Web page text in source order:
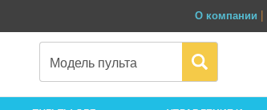
О компании |